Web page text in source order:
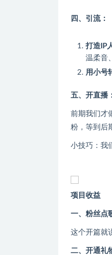
四、引流：
打造IP
温柔音
用小号
五、开直播：
前期我们才
粉，等到后
小技巧：我
项目收益
一、粉丝点
这个开篇就
二、开通礼